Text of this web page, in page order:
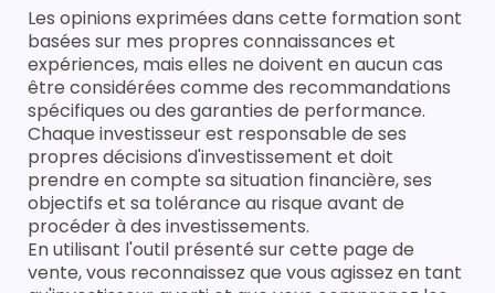
Les opinions exprimées dans cette formation sont
basées sur mes propres connaissances et
expériences, mais elles ne doivent en aucun cas
être considérées comme des recommandations
spécifiques ou des garanties de performance.
Chaque investisseur est responsable de ses
propres décisions d'investissement et doit
prendre en compte sa situation financière, ses
objectifs et sa tolérance au risque avant de
procéder à des investissements.
En utilisant l'outil présenté sur cette page de
vente, vous reconnaissez que vous agissez en tant